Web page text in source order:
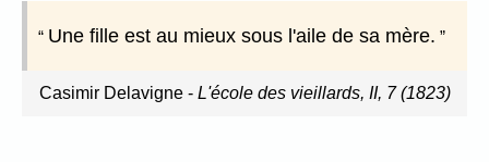
Une fille est au mieux sous l'aile de sa mère.
Casimir Delavigne- L'école des vieillards, II, 7 (1823)